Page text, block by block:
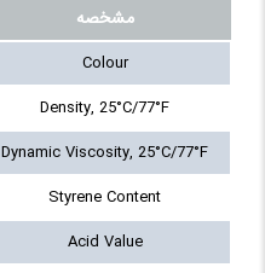
مشخصه
Colour
Density, 25°C/77°F
Dynamic Viscosity, 25°C/77°F
Styrene Content
Acid Value